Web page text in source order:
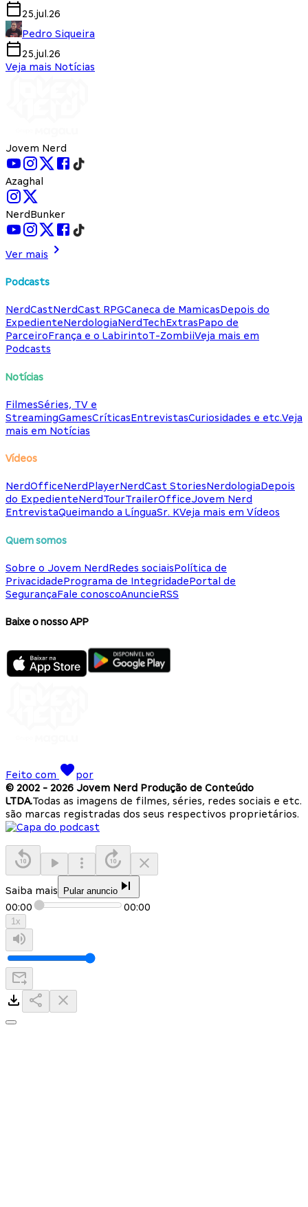
25.jul.26
Pedro Siqueira
25.jul.26
Veja mais Notícias
Jovem Nerd
Azaghal
NerdBunker
Ver mais
Podcasts
NerdCastNerdCast RPGCaneca de MamicasDepois do
ExpedienteNerdologiaNerdTechExtrasPapo de
ParceiroFrança e o LabirintoT-ZombiiVeja mais em
Podcasts
Notícias
FilmesSéries, TV e
StreamingGamesCríticasEntrevistasCuriosidades e etc.Veja
mais em Notícias
Vídeos
NerdOfficeNerdPlayerNerdCast StoriesNerdologiaDepois
do ExpedienteNerdTourTrailerOfficeJovem Nerd
EntrevistaQueimando a LínguaSr. KVeja mais em Vídeos
Quem somos
Sobre o Jovem NerdRedes sociaisPolítica de
PrivacidadePrograma de IntegridadePortal de
SegurançaFale conoscoAnuncieRSS
Baixe o nosso APP
Feito com
por
© 2002 - 2026 Jovem Nerd Produção de Conteúdo
LTDA.Todas as imagens de filmes, séries, redes sociais e etc.
são marcas registradas dos seus respectivos proprietários.
Saiba mais Pular anuncio
00:00 00:00
1x